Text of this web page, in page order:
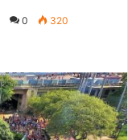
0 320